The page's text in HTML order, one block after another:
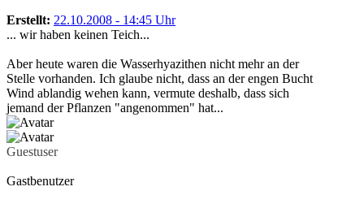
Erstellt: 22.10.2008 - 14:45 Uhr
... wir haben keinen Teich...
Aber heute waren die Wasserhyazithen nicht mehr an der
Stelle vorhanden. Ich glaube nicht, dass an der engen Bucht
Wind ablandig wehen kann, vermute deshalb, dass sich
jemand der Pflanzen "angenommen" hat...
Guestuser
Gastbenutzer